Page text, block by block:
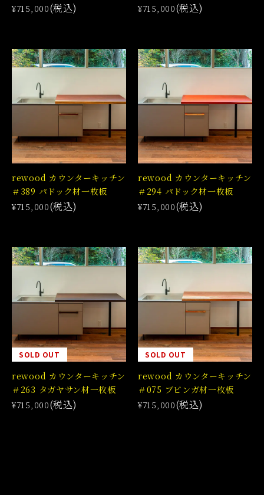
¥715,000(税込)
¥715,000(税込)
rewood カウンターキッチン
＃389 パドック材一枚板
¥715,000(税込)
rewood カウンターキッチン
＃294 パドック材一枚板
¥715,000(税込)
SOLD OUT
rewood カウンターキッチン
＃263 タガヤサン材一枚板
¥715,000(税込)
SOLD OUT
rewood カウンターキッチン
＃075 ブビンガ材一枚板
¥715,000(税込)